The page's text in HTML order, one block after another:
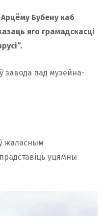
Бубену каб
яго грамадскасці
завода пад музейна-
жаласным
уцямны